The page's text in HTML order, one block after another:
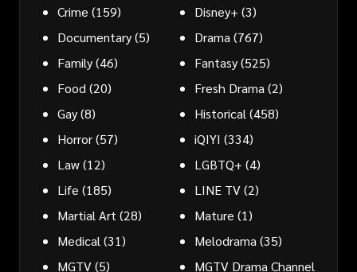
Crime (159) Disney+ (3)
Documentary(5) Drama (767)
Family(46) Fantasy(525)
Food (20) Fresh Drama (2)
Gay(8) Historical (458)
Horror(57) iQIYI (334)
Law(12) LGBTQ+ (4)
Life (185) LINE TV(2)
Martial Art (28) Mature (1)
Medical (31) Melodrama (35)
MGTV(5)
MGTV Drama Channel